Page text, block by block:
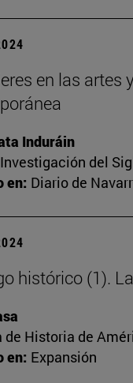
en las
Induráin
del
en: Diario de
histórico (1).
de Historia de
en: Expansión